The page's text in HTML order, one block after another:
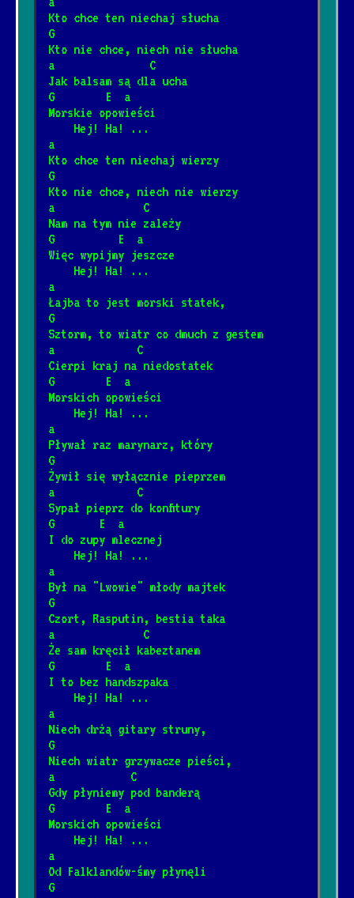
3/31/2025 [SMKKPM] 📺
* Czarny chleb czarna kawa
2/11/2026
3/30/2025 [Świąteczne]📺
Hiszpańskie dziewczyny
1/31/2025 [Szanty]
Morskie Opowieści
11/20/2024[Szanty] 📺
* I love you
6/25/2025[T. Love]
Nie, nie, nie
5/12/2026 [T.Love] 📺
Warszawa
5/12/2026[T.Love]
Here comes the sun
1/19/2025 [The Beatles]
Sto lat
2/21/2026[Tradycyjna]
Kto chce ten niechaj słucha
G
Kto nie chce, niech nie słucha
a               C
Jak balsam są dla ucha
G        E  a
Morskie opowieści
    Hej! Ha! ...
a
Kto chce ten niechaj wierzy
G
Kto nie chce, niech nie wierzy
a              C
Nam na tym nie zależy
G          E  a
Więc wypijmy jeszcze
    Hej! Ha! ...
a
Łajba to jest morski statek,
G
Sztorm, to wiatr co dmuch z gestem
a             C
Cierpi kraj na niedostatek
G        E  a
Morskich opowieści
    Hej! Ha! ...
a
Pływał raz marynarz, który
G
Żywił się wyłącznie pieprzem
a             C
Sypał pieprz do konfitury
G       E  a
I do zupy mlecznej
    Hej! Ha! ...
a
Był na "Lwowie" młody majtek
G
Czort, Rasputin, bestia taka
a              C
Że sam kręcił kabeztanem
G        E  a
I to bez handszpaka
    Hej! Ha! ...
a
Niech drżą gitary struny,
G
Niech wiatr grzywacze pieści,
a            C
Gdy płyniemy pod banderą
G        E  a
Morskich opowieści
    Hej! Ha! ...
a
Od Falklandów-śmy płynęli
G